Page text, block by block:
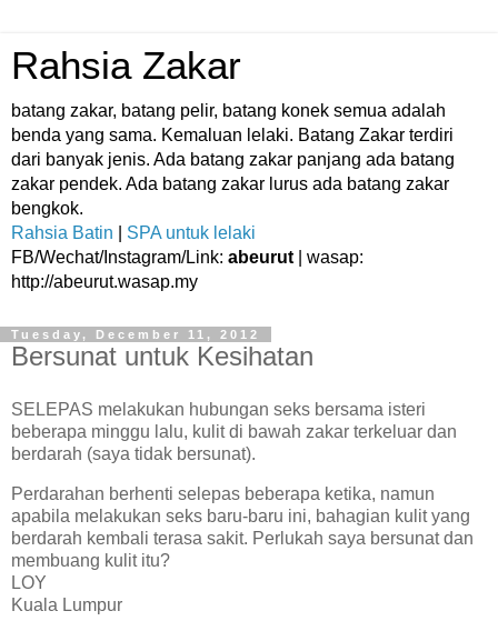
Rahsia Zakar
batang zakar, batang pelir, batang konek semua adalah
benda yang sama. Kemaluan lelaki. Batang Zakar terdiri
dari banyak jenis. Ada batang zakar panjang ada batang
zakar pendek. Ada batang zakar lurus ada batang zakar
bengkok.
Rahsia Batin
SPA untuk lelaki
FB/Wechat/Instagram/Link: abeurut | wasap:
http://abeurut.wasap.my
Tuesday, December 11, 2012
Bersunat untuk Kesihatan
SELEPAS melakukan hubungan seks bersama isteri
beberapa minggu lalu, kulit di bawah zakar terkeluar dan
berdarah (saya tidak bersunat).
Perdarahan berhenti selepas beberapa ketika, namun
apabila melakukan seks baru-baru ini, bahagian kulit yang
berdarah kembali terasa sakit. Perlukah saya bersunat dan
membuang kulit itu?
LOY
Kuala Lumpur